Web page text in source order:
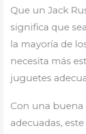
Que un Jack
significa que
la mayoría de
necesita más
juguetes
Con una buena
adecuadas,